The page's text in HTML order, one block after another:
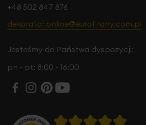
+48 502 847 876
dekorator.online@eurofirany.com.pl
Jesteśmy do Państwa dyspozycji:
pn - pt: 8:00 - 16:00